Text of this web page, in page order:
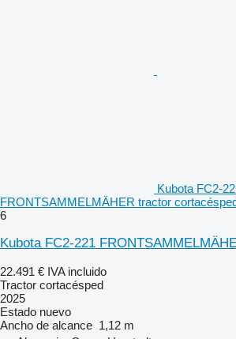
Kubota FC2-
FRONTSAMMELMÄHER tractor
6
Kubota FC2-221
22.491 € IVA incluido
Tractor cortacésped
2025
Estado nuevo
Ancho de alcance 1,12 m